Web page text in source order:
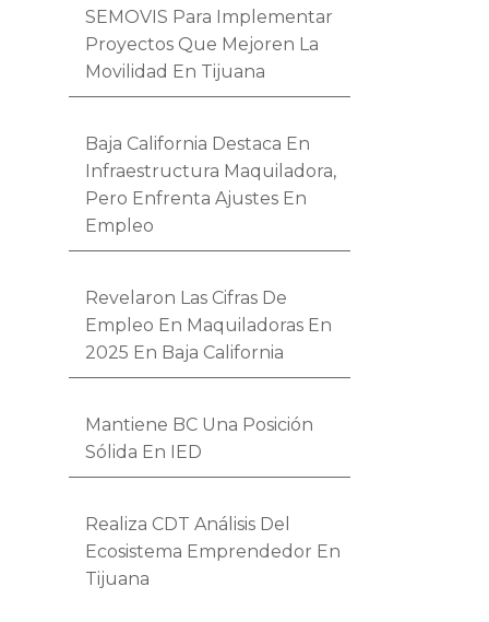
SEMOVIS Para Implementar
Proyectos Que Mejoren La
Movilidad En Tijuana
Baja California Destaca En
Infraestructura Maquiladora,
Pero Enfrenta Ajustes En
Empleo
Revelaron Las Cifras De
Empleo En Maquiladoras En
2025 En Baja California
Mantiene BC Una Posición
Sólida En IED
Realiza CDT Análisis Del
Ecosistema Emprendedor En
Tijuana